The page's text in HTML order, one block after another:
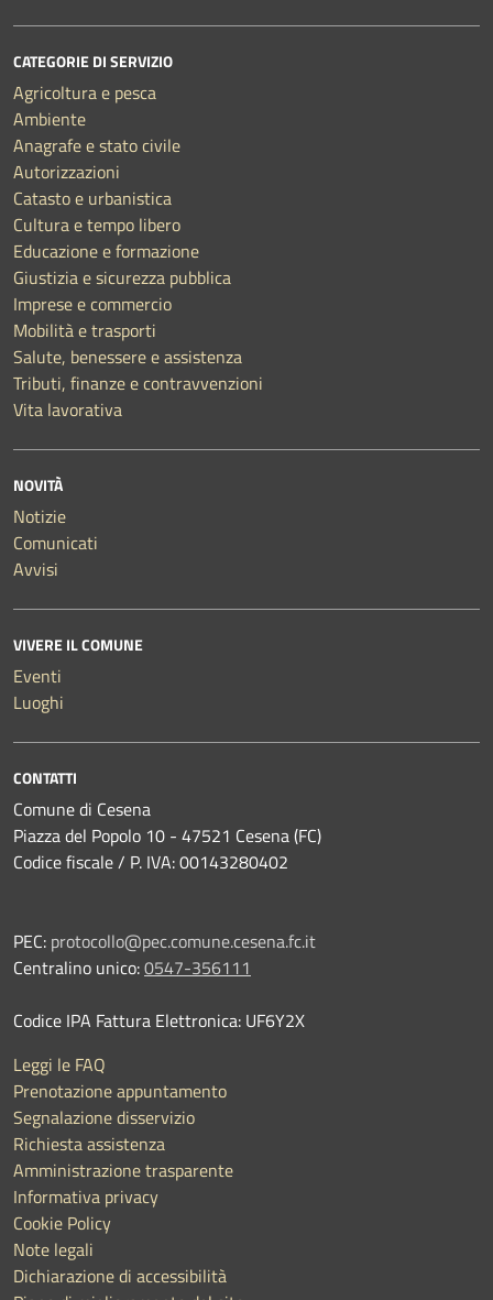
CATEGORIE DI SERVIZIO
Agricoltura e pesca
Ambiente
Anagrafe e stato civile
Autorizzazioni
Catasto e urbanistica
Cultura e tempo libero
Educazione e formazione
Giustizia e sicurezza pubblica
Imprese e commercio
Mobilità e trasporti
Salute, benessere e assistenza
Tributi, finanze e contravvenzioni
Vita lavorativa
NOVITÀ
Notizie
Comunicati
Avvisi
VIVERE IL COMUNE
Eventi
Luoghi
CONTATTI
Comune di Cesena
Piazza del Popolo 10 - 47521 Cesena (FC)
Codice fiscale / P. IVA: 00143280402
PEC: protocollo@pec.comune.cesena.fc.it
Centralino unico:0547-356111
Codice IPA Fattura Elettronica: UF6Y2X
Leggi le FAQ
Prenotazione appuntamento
Segnalazione disservizio
Richiesta assistenza
Amministrazione trasparente
Informativa privacy
Cookie Policy
Note legali
Dichiarazione di accessibilità